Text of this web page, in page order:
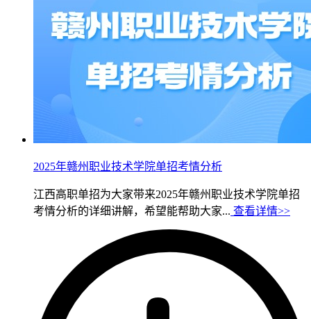
2025年赣州职业技术学院单招考情分析
江西高职单招为大家带来2025年赣州职业技术学院单招
考情分析的详细讲解，希望能帮助大家... 查看详情>>